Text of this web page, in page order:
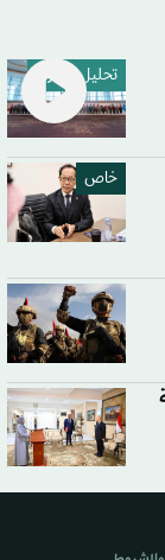
تحليل إخباري
خاص